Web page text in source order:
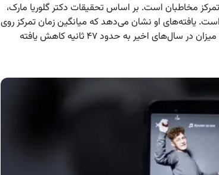
مخاطبان است. بر اساس تحقیقات دکتر گلوریا مارک،
یافته‌های او نشان می‌دهد که میانگین زمان تمرکز روی
یک صفحه در سال ۲۰۰۴ حدود ۲.۵ دقیقه بوده، اما این میزان در سال‌های اخیر به حدود ۴۷ ثانیه کاهش یافته